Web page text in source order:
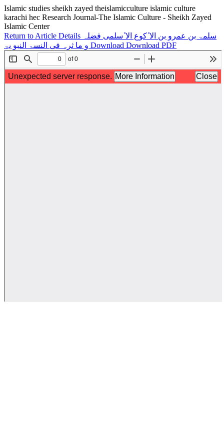
Islamic studies sheikh zayed theislamicculture islamic culture
karachi hec Research Journal-The Islamic Culture - Sheikh Zayed
Islamic Center
Return to Article Details
سلمۃ بن عمرو بن الا ٔکوع الا ٔسلمی فضلہ
Download Download PDF